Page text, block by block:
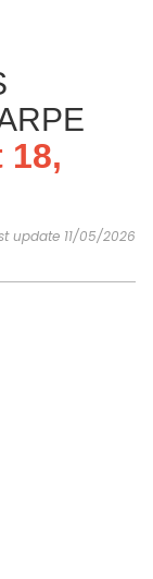
18,
update 11/05/2026